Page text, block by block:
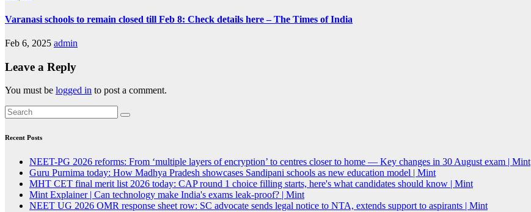
Varanasi schools to remain closed till Feb 8: Check details here – The Times of India
Feb 6, 2025 admin
Leave a Reply
You must be logged in to post a comment.
Recent Posts
NEET-PG 2026 reforms: From ‘multiple layers of encryption’ to centres closer to home — Key changes in 30 August exam | Mint
Guru Purnima today: How Madhya Pradesh showcases Sandipani schools as new education model | Mint
MHT CET final merit list 2026 today: CAP round 1 choice filling starts, here's what candidates should know | Mint
Mint Explainer | Can technology make India's exams leak-proof? | Mint
NEET UG 2026 OMR response sheet row: SC advocate sends legal notice to NTA, extends support to aspirants | Mint